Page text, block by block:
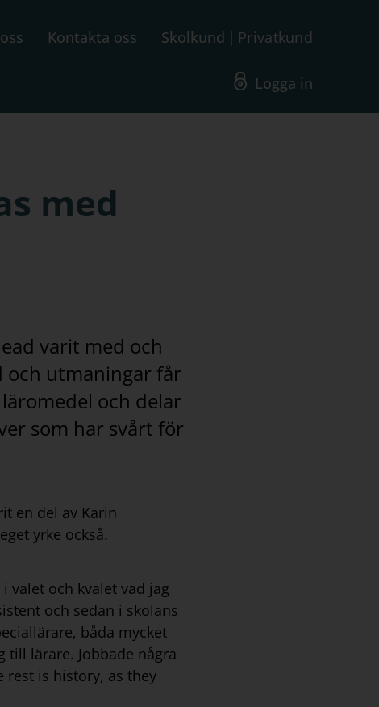
Kontakta oss Skolkund Privatkund
Logga in
med
varit med och
och utmaningar får
och delar
som har svårt för
en del av Karin
yrke också.
valet och kvalet vad jag
och sedan i skolans
båda mycket
till lärare. Jobbade några
rest is history, as they